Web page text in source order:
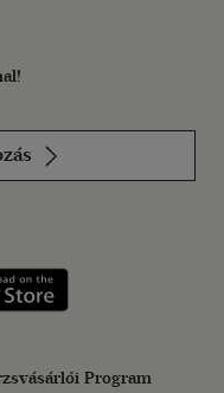
Szerezd meg: Google
Program